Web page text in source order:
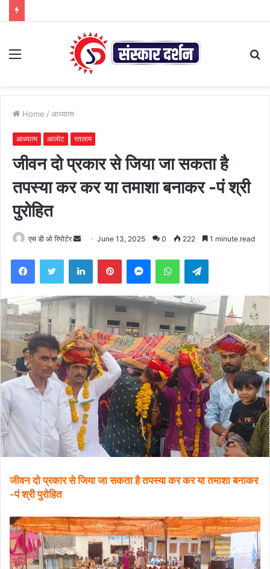
Menu
Home / आध्यात्म
आध्यात्म आलोट रतलाम
जीवन दो प्रकार से जिया जा सकता है
तपस्या कर कर या तमाशा बनाकर -पं श्री
पुरोहित
एस डी ओ रिपोर्टर
Send June 13, 2025 0 222 1 minute read
FacebookTwitter LinkedInPinterestMessengerWhatsAppTelegram
जीवन दो प्रकार से जिया जा सकता है तपस्या कर कर या तमाशा बनाकर
-पं श्री पुरोहित